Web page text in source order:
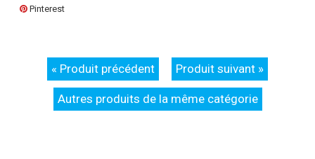
Pinterest
« Produit précédent Produit suivant »
Autres produits de la même catégorie